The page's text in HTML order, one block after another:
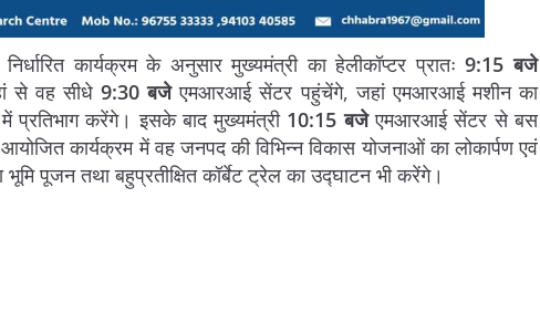
कार्यक्रम के अनुसार मुख्यमंत्री का हेलीकॉप्टर प्रातः9:15 बजे
से वह सीधे 9:30 बजेएमआरआई सेंटर पहुंचेंगे, जहां एमआरआई मशीन का
प्रतिभाग करेंगे। इसके बाद मुख्यमंत्री 10:15 बजेएमआरआई सेंटर से बस
कार्यक्रम में वह जनपद की विभिन्न विकास योजनाओं का लोकार्पण एवं
पूजन तथा बहुप्रतीक्षित कॉर्बेट ट्रेल का उद्घाटन भी करेंगे।